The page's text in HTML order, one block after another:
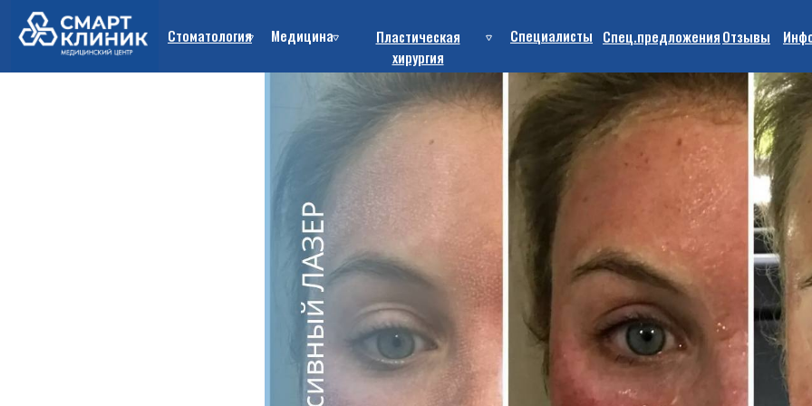
Стоматология Медицина
Пластическая
хирургия
Cпециалисты Спец.предложенияОтзывы